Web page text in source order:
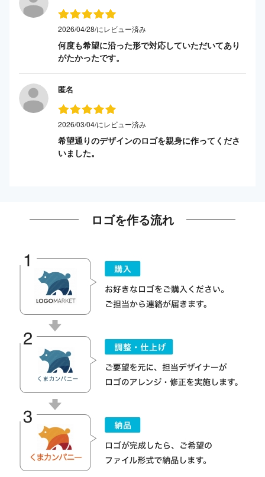
2026/04/28/にレビュー済み
何度も希望に沿った形で対応していただいてあり
がたかったです。
匿名
2026/03/04/にレビュー済み
希望通りのデザインのロゴを親身に作ってくださ
いました。
ロゴを作る流れ